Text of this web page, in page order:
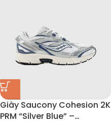
Giày Saucony Cohesion 2K
PRM “Silver Blue” –